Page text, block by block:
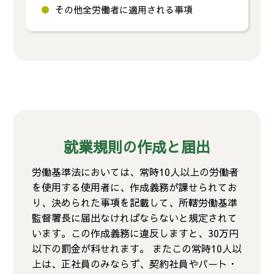
その他全労働者に適用される事項
就業規則の作成と届出
労働基準法においては、常時10人以上の労働者
を使用する使用者に、作成義務が課せられてお
り、決められた事項を記載して、所轄労働基準
監督署長に届出なければならないと規定されて
います。この作成義務に違反しますと、30万円
以下の罰金が科せれます。 またこの常時10人以
上は、正社員のみならず、契約社員やパート・